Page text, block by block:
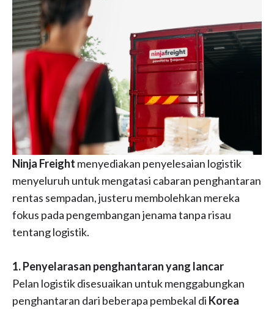
Ninja Freight menyediakan penyelesaian logistik
menyeluruh untuk mengatasi cabaran penghantaran
rentas sempadan, justeru membolehkan mereka
fokus pada pengembangan jenama tanpa risau
tentang logistik.
1. Penyelarasan penghantaran yang lancar
Pelan logistik disesuaikan untuk menggabungkan
penghantaran dari beberapa pembekal di Korea